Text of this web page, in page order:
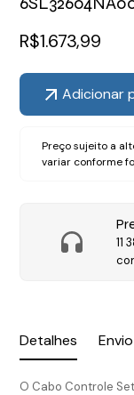
Detalhes Envio
O Cabo Controle
R$1.673,99
Adicionar
Preço sujeito a
variar conforme
11